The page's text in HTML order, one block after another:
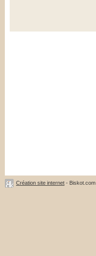
Création site internet - Biskot.com